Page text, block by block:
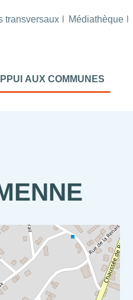
transversaux Médiathèque
AUX COMMUNES